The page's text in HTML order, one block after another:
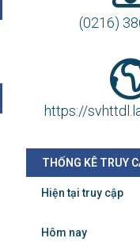
(0216)
https://
THỐNG KÊ TRUY
Hiện tại truy cập
Hôm nay